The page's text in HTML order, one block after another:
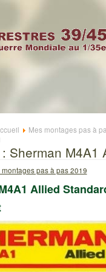
Mes montages pas à
Sherman
montages pas à pas 2019
Allied